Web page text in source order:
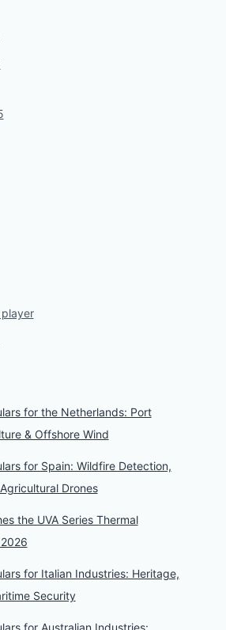
for the Netherlands: Port
& Offshore Wind
for Spain: Wildfire Detection,
Drones
the UVA Series Thermal
for Italian Industries: Heritage,
Security